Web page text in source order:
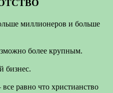
миллионеров и больше
более крупным.
бизнес.
равно что христианство